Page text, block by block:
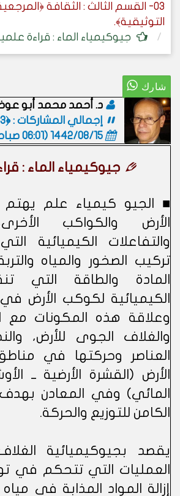
03- القسم الثالث : الثقافة
التوثيقية﴾.
جيوكيمياء الماء : قراءة
د. أحمد محمد أبو
إجمالي المشاركات : ﴿763﴾.
1442/08/15 (06:01 صباحاً)
جيوكيمياء الماء :
■ الجيو كيمياء علم يهتم
الأرض والكواكب
والتفاعلات الكيميائية
تركيب الصخور والمياه
المادة والطاقة التي
الكيميائية لكوكب الأرض في
وعلاقة هذه المكونات مع
والغلاف الجوى للأرض،
العناصر وحركتها في
الأرض (القشرة الأرضية ــ
المائي) وفي المعادن بهدف
الكامن للتوزيع والحركة.
يقصد بجيوكيميائية
العمليات التي تتحكم في
إزالة المواد المذابة في